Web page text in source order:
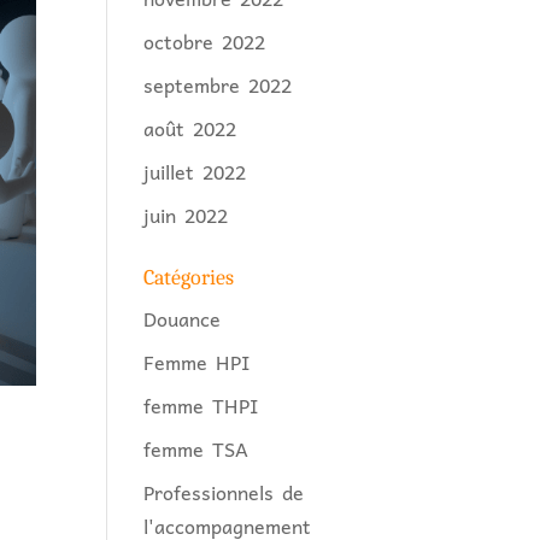
octobre 2022
septembre 2022
août 2022
juillet 2022
juin 2022
Catégories
Douance
Femme HPI
femme THPI
femme TSA
Professionnels de
l'accompagnement